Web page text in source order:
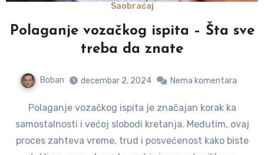
Saobraćaj
Polaganje vozačkog ispita – Šta sve
treba da znate
Boban decembar 2, 2024 Nema komentara
Polaganje vozačkog ispita je značajan korak ka
samostalnosti i većoj slobodi kretanja. Međutim, ovaj
proces zahteva vreme, trud i posvećenost kako biste